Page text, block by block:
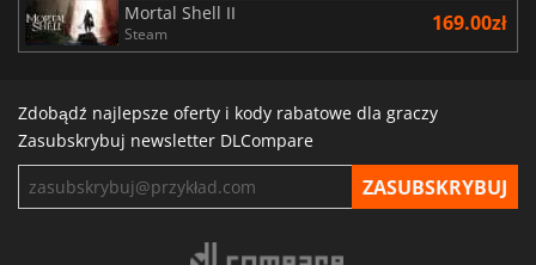
Mortal Shell II
Steam 169.00zł
Zdobądź najlepsze oferty i kody rabatowe dla graczy
Zasubskrybuj newsletter DLCompare